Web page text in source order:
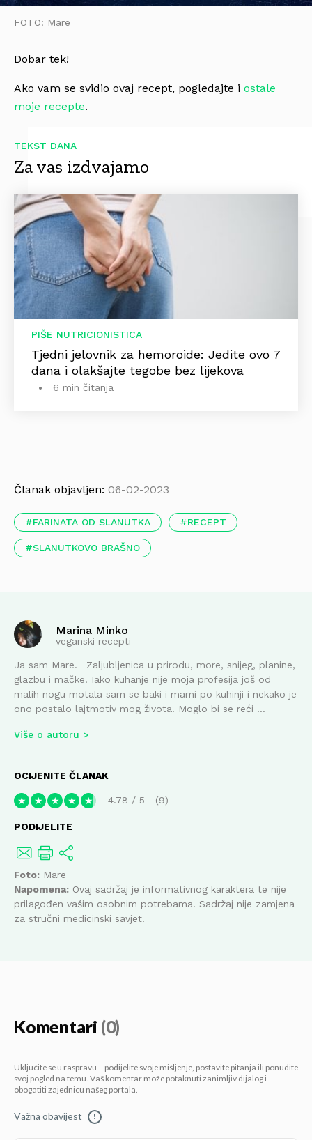
FOTO: Mare
Dobar tek!
Ako vam se svidio ovaj recept, pogledajte i ostale
moje recepte.
TEKST DANA
Za vas izdvajamo
PIŠE NUTRICIONISTICA
Tjedni jelovnik za hemoroide: Jedite ovo 7
dana i olakšajte tegobe bez lijekova
6 min čitanja
Članak objavljen: 06-02-2023
FARINATA OD SLANUTKA RECEPT
SLANUTKOVO BRAŠNO
Marina Minko
veganski recepti
Ja sam Mare. Zaljubljenica u prirodu, more, snijeg, planine,
glazbu i mačke. Iako kuhanje nije moja profesija još od
malih nogu motala sam se baki i mami po kuhinji i nekako je
ono postalo lajtmotiv mog života. Moglo bi se reći ...
Više o autoru
OCIJENITE ČLANAK
★ ★ ★ ★ ★ 4.78 / 5 9
PODIJELITE
Foto: Mare
Napomena: Ovaj sadržaj je informativnog karaktera te nije
prilagođen vašim osobnim potrebama. Sadržaj nije zamjena
za stručni medicinski savjet.
Komentari (0)
Uključite se u raspravu – podijelite svoje mišljenje, postavite pitanja ili ponudite
svoj pogled na temu. Vaš komentar može potaknuti zanimljiv dijalog i
obogatiti zajednicu našeg portala.
Važna obavijest !